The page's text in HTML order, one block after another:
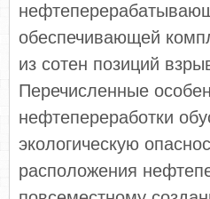
обеспечивающей
из сотен позиций
Перечисленные
нефтепереработки
экологическую
расположения